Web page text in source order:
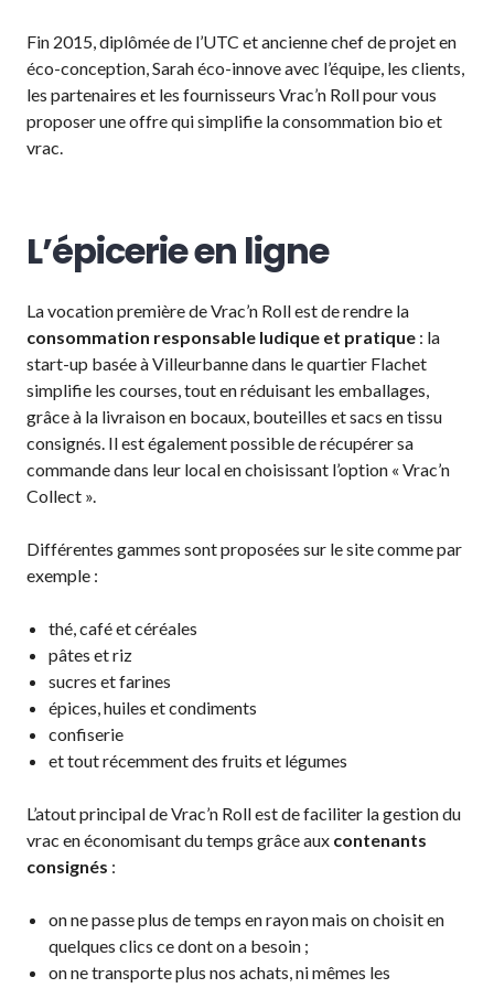
Fin 2015, diplômée de l’UTC et ancienne chef de projet en
éco-conception, Sarah éco-innove avec l’équipe, les clients,
les partenaires et les fournisseurs Vrac’n Roll pour vous
proposer une offre qui simplifie la consommation bio et
vrac.
L’épicerie en ligne
La vocation première de Vrac’n Roll est de rendre la
consommation responsable ludique et pratique : la
start-up basée à Villeurbanne dans le quartier Flachet
simplifie les courses, tout en réduisant les emballages,
grâce à la livraison en bocaux, bouteilles et sacs en tissu
consignés. Il est également possible de récupérer sa
commande dans leur local en choisissant l’option « Vrac’n
Collect ».
Différentes gammes sont proposées sur le site comme par
exemple :
thé, café et céréales
pâtes et riz
sucres et farines
épices, huiles et condiments
confiserie
et tout récemment des fruits et légumes
L’atout principal de Vrac’n Roll est de faciliter la gestion du
vrac en économisant du temps grâce aux contenants
consignés :
on ne passe plus de temps en rayon mais on choisit en
quelques clics ce dont on a besoin ;
on ne transporte plus nos achats, ni mêmes les